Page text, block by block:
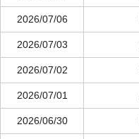
2026/07/06
2026/07/03
2026/07/02
2026/07/01
2026/06/30